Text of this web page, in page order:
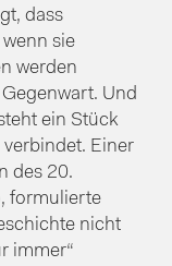
dass
sie
werden
Und
ein Stück
verbindet. Einer
des 20.
formulierte
nicht
immer“